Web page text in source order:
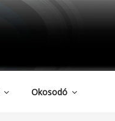
Okosodó